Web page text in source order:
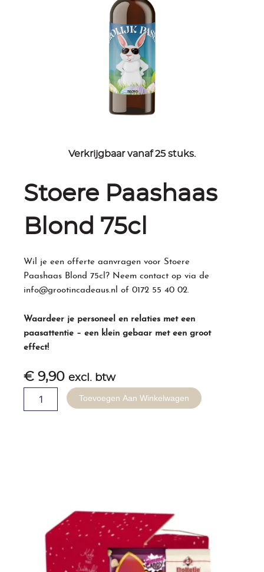
Stoere Paashaas
Blond 75cl
Wil je een offerte aanvragen voor Stoere
Paashaas Blond 75cl? Neem contact op via de
info@grootincadeaus.nl
of0172 55 40 02.
Waardeer je personeel en relaties met een
paasattentie – een klein gebaar met een groot
effect!
€ 9,90 excl. btw
Paashaas
Toevoegen Aan Winkelwagen
Verkrijgbaar vanaf 25 stuks.